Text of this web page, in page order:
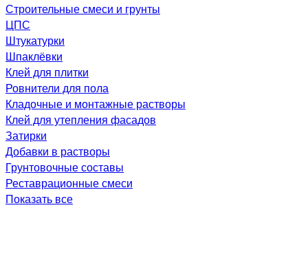
Строительные смеси и грунты
ЦПС
Штукатурки
Шпаклёвки
Клей для плитки
Ровнители для пола
Кладочные и монтажные растворы
Клей для утепления фасадов
Затирки
Добавки в растворы
Грунтовочные составы
Реставрационные смеси
Показать все